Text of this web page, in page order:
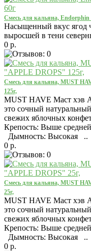
Смесь для кальяна,
Насыщенный вкус ягод
выросшей в тени
0 р.
Смесь для кальяна, MUST
125г,
MUST HAVE Маст хэв
это сочный
свежих яблочных
Крепость: Выше
Дымность: Высокая ..
0 р.
Смесь для кальяна, MUST
25г,
MUST HAVE Маст хэв
это сочный
свежих яблочных
Крепость: Выше
Дымность: Высокая ..
0 р.